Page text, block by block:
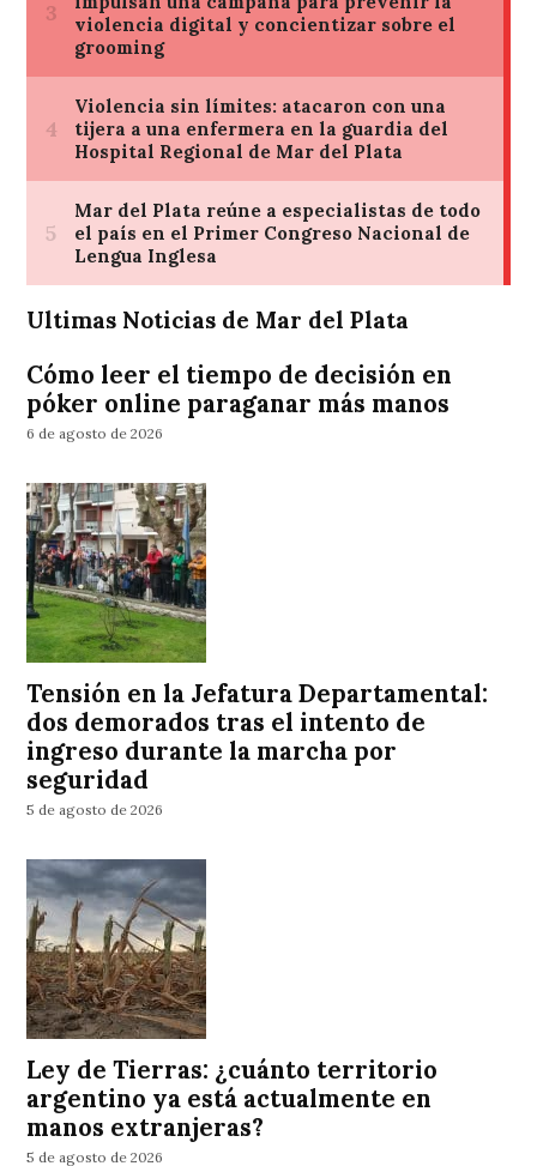
Ultimas Noticias de Mar del Plata
Cómo leer el tiempo de decisión en
póker online paraganar más manos
6 de agosto de 2026
Tensión en la Jefatura Departamental:
dos demorados tras el intento de
ingreso durante la marcha por
seguridad
5 de agosto de 2026
Ley de Tierras: ¿cuánto territorio
argentino ya está actualmente en
manos extranjeras?
5 de agosto de 2026